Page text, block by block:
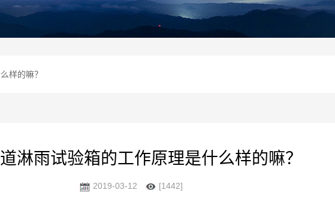
样的嘛？
淋雨试验箱的工作原理是什么样的嘛？
2019-03-12 [1442]